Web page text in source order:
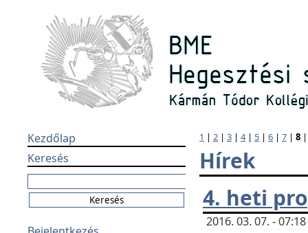
Kezdőlap
Keresés
1 | 2 | 3 | 4| 5 | 6 | 7 | 8
Hírek
4. heti
2016. 03. 07. -